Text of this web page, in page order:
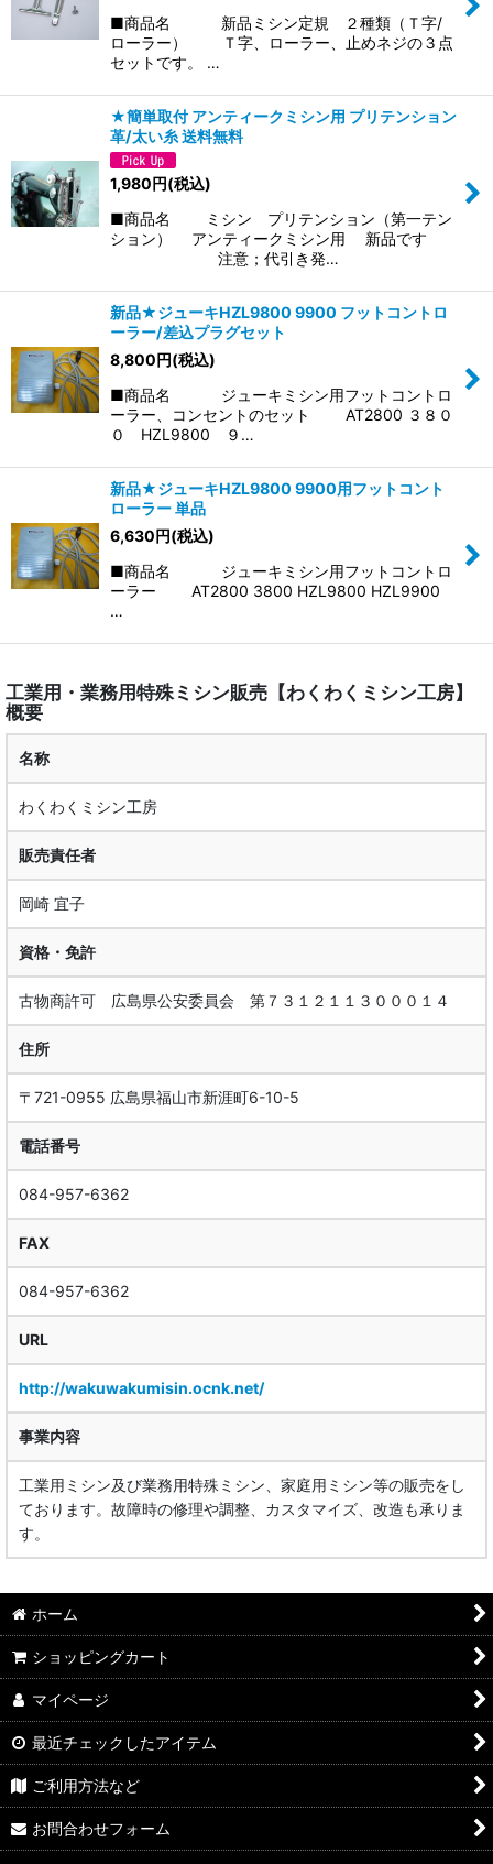
■商品名 新品ミシン定規 ２種類（Ｔ字/
ローラー） Ｔ字、ローラー、止めネジの３点
セットです。 …
★簡単取付 アンティークミシン用 プリテンション
革/太い糸 送料無料
1,980円(税込)
■商品名 ミシン プリテンション（第一テン
ション） アンティークミシン用 新品です
注意；代引き発…
新品★ジューキHZL9800 9900 フットコントロ
ーラー/差込プラグセット
8,800円(税込)
■商品名 ジューキミシン用フットコントロ
ーラー、コンセントのセット AT2800 ３８０
０ HZL9800 ９…
新品★ジューキHZL9800 9900用フットコント
ローラー 単品
6,630円(税込)
■商品名 ジューキミシン用フットコントロ
ーラー AT2800 3800 HZL9800 HZL9900
…
工業用・業務用特殊ミシン販売【わくわくミシン工房】
概要
名称
わくわくミシン工房
販売責任者
岡崎 宜子
資格・免許
古物商許可 広島県公安委員会 第７３１２１１３０００１４
住所
〒721-0955 広島県福山市新涯町6-10-5
電話番号
084-957-6362
FAX
084-957-6362
URL
http://wakuwakumisin.ocnk.net/
事業内容
工業用ミシン及び業務用特殊ミシン、家庭用ミシン等の販売をし
ております。故障時の修理や調整、カスタマイズ、改造も承りま
す。
ホーム
ショッピングカート
マイページ
最近チェックしたアイテム
ご利用方法など
お問合わせフォーム